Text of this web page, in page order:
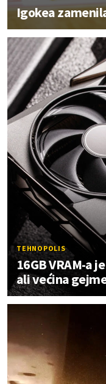
Igokea
TEHNOPOLIS
16GB VRAM-a
ali većina